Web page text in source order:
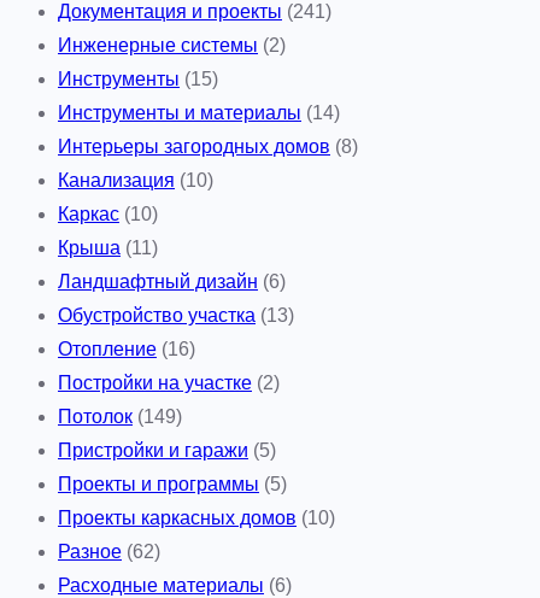
Документация и проекты (241)
Инженерные системы (2)
Инструменты (15)
Инструменты и материалы (14)
Интерьеры загородных домов (8)
Канализация (10)
Каркас (10)
Крыша (11)
Ландшафтный дизайн (6)
Обустройство участка (13)
Отопление (16)
Постройки на участке (2)
Потолок (149)
Пристройки и гаражи (5)
Проекты и программы (5)
Проекты каркасных домов (10)
Разное (62)
Расходные материалы (6)